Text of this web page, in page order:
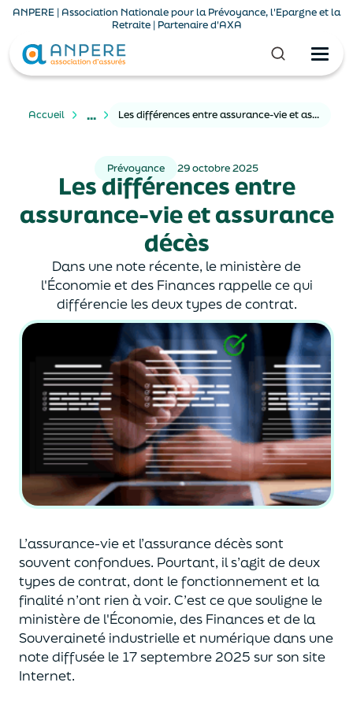
ANPERE | Association Nationale pour la Prévoyance, l'Epargne et la
Retraite | Partenaire d'AXA
Accueil ... Les différences entre assurance-vie et assurance décès
Prévoyance 29 octobre 2025
Les différences entre
assurance-vie et assurance
décès
Dans une note récente, le ministère de
l'Économie et des Finances rappelle ce qui
différencie les deux types de contrat.
L’assurance-vie et l’assurance décès sont
souventconfondues. Pourtant, il s’agit de deux
types de contrat, dont le fonctionnement et la
finalité n’ont rien à voir. C’est ce que souligne le
ministère de l'Économie, des Financeset de la
Souveraineté industrielle et numériquedans une
note diffusée le 17 septembre 2025 sur son site
Internet.